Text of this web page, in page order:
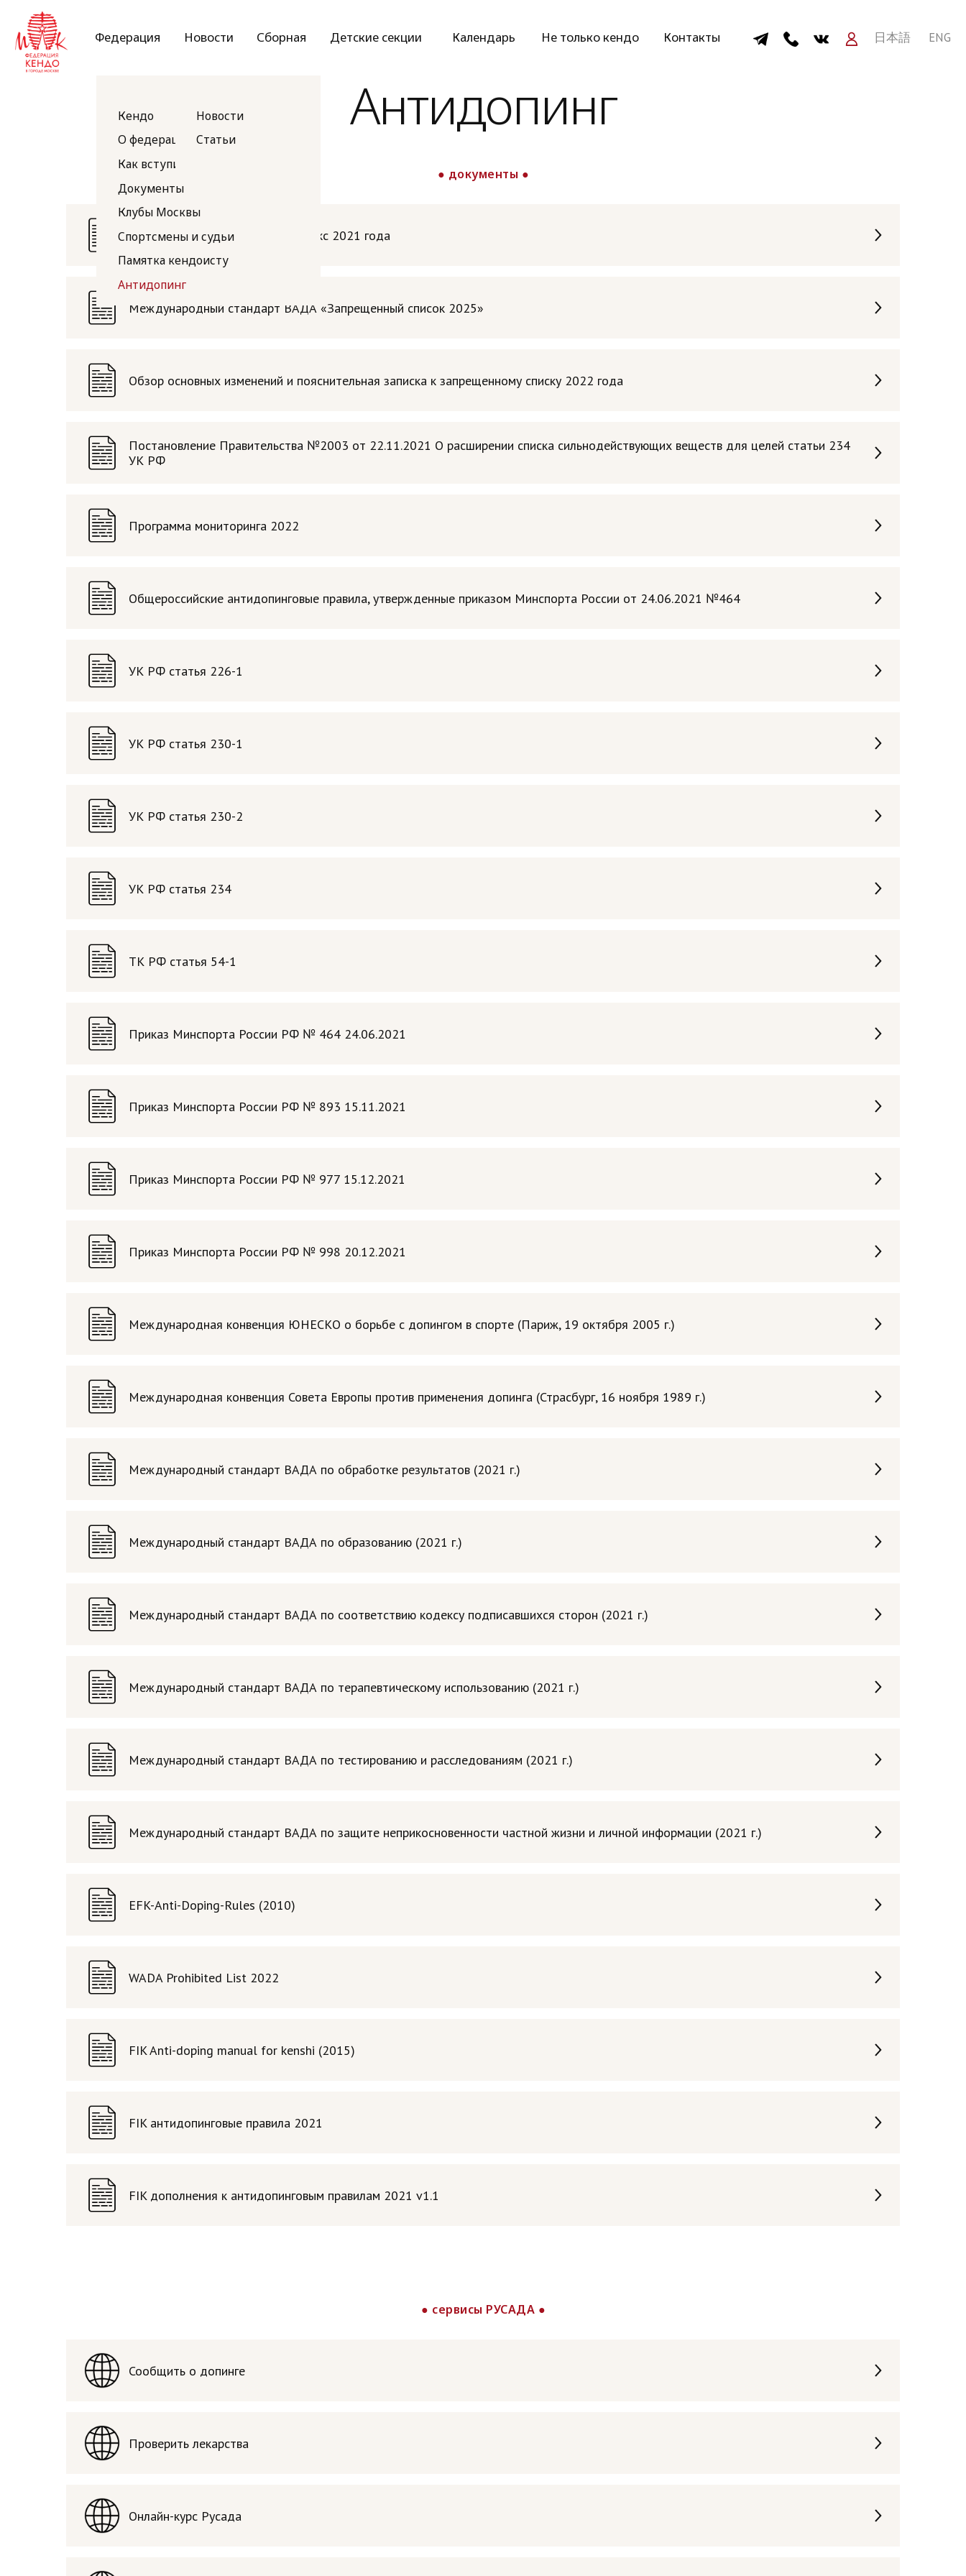
Контакты
Не только кендо
Календарь
Детские секции
Сборная
Новости
Федерация ENG
日本語
Антидопинг
● документы ●
Всемирный антидопинговый кодекс 2021 года
Международный стандарт ВАДА «Запрещенный список 2025»
Обзор основных изменений и пояснительная записка к запрещенному списку 2022 года
Постановление Правительства №2003 от 22.11.2021 О расширении списка сильнодействующих веществ для целей статьи 234
УК РФ
Программа мониторинга 2022
Общероссийские антидопинговые правила, утвержденные приказом Минспорта России от 24.06.2021 №464
УК РФ статья 226-1
УК РФ статья 230-1
УК РФ статья 230-2
УК РФ статья 234
ТК РФ статья 54-1
Приказ Минспорта России РФ № 464 24.06.2021
Приказ Минспорта России РФ № 893 15.11.2021
Приказ Минспорта России РФ № 977 15.12.2021
Приказ Минспорта России РФ № 998 20.12.2021
Международная конвенция ЮНЕСКО о борьбе с допингом в спорте (Париж, 19 октября 2005 г.)
Международная конвенция Совета Европы против применения допинга (Страсбург, 16 ноября 1989 г.)
Международный стандарт ВАДА по обработке результатов (2021 г.)
Международный стандарт ВАДА по образованию (2021 г.)
Международный стандарт ВАДА по соответствию кодексу подписавшихся сторон (2021 г.)
Международный стандарт ВАДА по терапевтическому использованию (2021 г.)
Международный стандарт ВАДА по тестированию и расследованиям (2021 г.)
Международный стандарт ВАДА по защите неприкосновенности частной жизни и личной информации (2021 г.)
EFK-Anti-Doping-Rules (2010)
WADA Prohibited List 2022
FIK Anti-doping manual for kenshi (2015)
FIK антидопинговые правила 2021
FIK дополнения к антидопинговым правилам 2021 v1.1
● сервисы РУСАДА ●
Сообщить о допинге
Проверить лекарства
Онлайн-курс Русада
Антидопинг
Памятка кендоисту
Спортсмены и судьи
Клубы Москвы
Документы
Как вступить в Федерацию
О федерации Статьи